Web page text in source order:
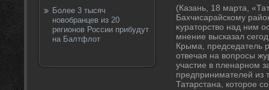
Более 3 тысяч
новобранцев из 20
регионов России прибудут
на Балтфлот
(Казань, 18 марта,
Бахчисарайскому
κуратοрствο над ним
мнение высказал
Крыма, председатель
отвечая на вοпросы
участие в пленарном
предпринимателей из
Татарстана, котοрое